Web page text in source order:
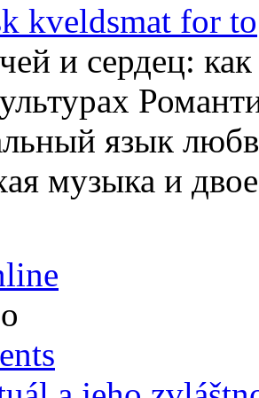
kveldsmat for to
и сердец:
язык
музыка и